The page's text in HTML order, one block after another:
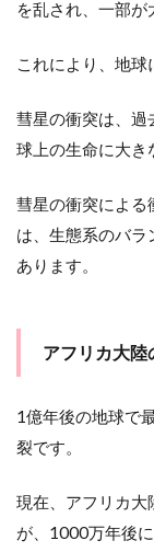
を乱され、一部が
これにより、地球
彗星の衝突は、過
球上の生命に大き
彗星の衝突による
は、生態系のバ
あります。
アフリカ大陸
1億年後の地球で
裂です。
現在、アフリカ大
が、1000万年後